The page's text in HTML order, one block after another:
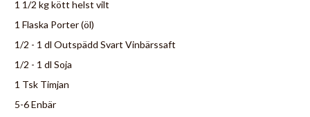
1 1/2 kg kött helst vilt
1 Flaska Porter (öl)
1/2 - 1 dl Outspädd Svart Vinbärssaft
1/2 - 1 dl Soja
1 Tsk Timjan
5-6 Enbär